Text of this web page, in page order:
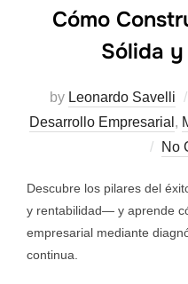
Cómo
Sólida
by Leonardo Savelli
Desarrollo Empresarial ,
No
Descubre los pilares del
y rentabilidad— y aprende
empresarial mediante
continua.